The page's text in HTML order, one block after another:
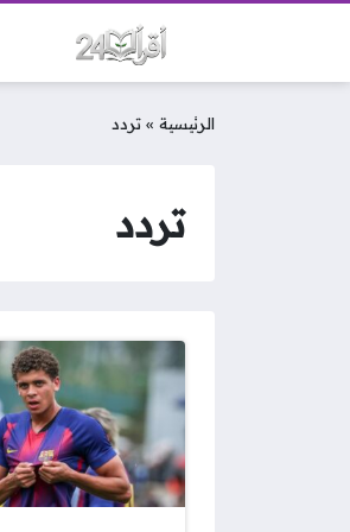
الرئيسية »تردد
تردد